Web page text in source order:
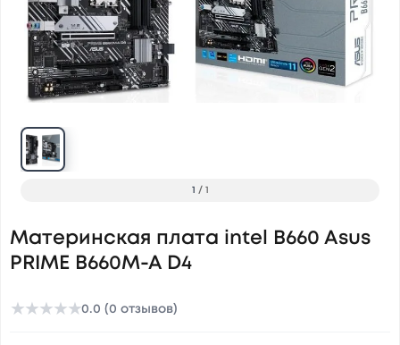
1 / 1
Материнская плата intel B660 Asus
PRIME B660M-A D4
★★★★★0.0 (0 отзывов)